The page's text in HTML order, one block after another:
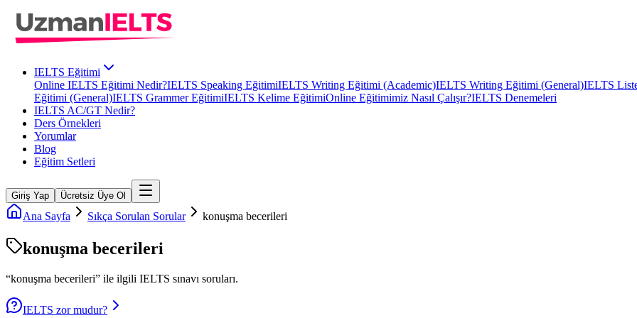
IELTS Eğitimi
Online IELTS Eğitimi Nedir?IELTS Speaking EğitimiIELTS Writing Eğitimi (Academic)IELTS Writing Eğitimi (General)IELTS
Eğitimi (General)IELTS Grammer EğitimiIELTS Kelime EğitimiOnline Eğitimimiz Nasıl Çalışır?IELTS Denemeleri
IELTS AC/GT Nedir?
Ders Örnekleri
Yorumlar
Blog
Eğitim Setleri
Giriş Yap Ücretsiz Üye Ol
Ana Sayfa Sıkça Sorulan Sorular konuşma becerileri
konuşma becerileri
“konuşma becerileri” ile ilgili IELTS sınavı soruları.
IELTS zor mudur?